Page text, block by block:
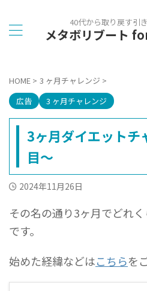
40代から取り戻す引
メタボリブート
HOME > 3 ヶ月チャレンジ >
広告
3 ヶ月チャレンジ
3ヶ月ダイエットチ
目〜
2024年11月26日
その名の通り3ヶ月でどれ
です。
始めた経緯などはこちらを